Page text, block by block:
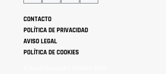
CONTACTO
POLÍTICA DE PRIVACIDAD
AVISO LEGAL
POLÍTICA DE COOKIES